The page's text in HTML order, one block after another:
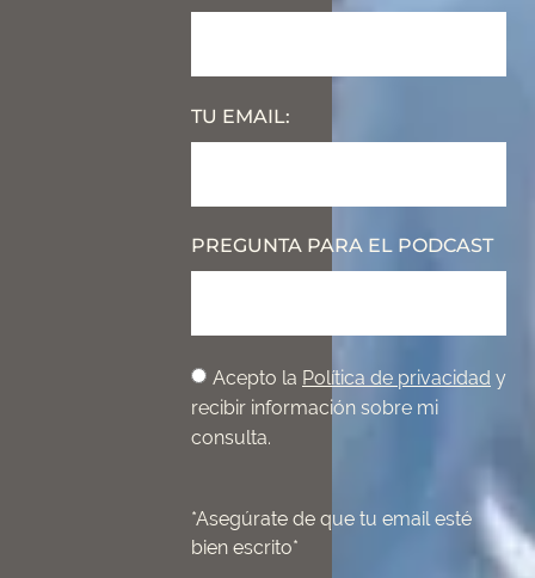
TU EMAIL:
PREGUNTA PARA EL PODCAST
Acepto la Política de privacidad y
recibir información sobre mi
consulta.
*Asegúrate de que tu email esté
bien escrito*